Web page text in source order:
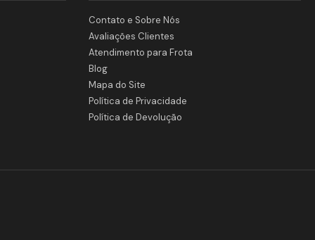
Contato e Sobre Nós
Avaliações Clientes
Atendimento para Frota
Blog
Mapa do Site
Política de Privacidade
Política de Devolução